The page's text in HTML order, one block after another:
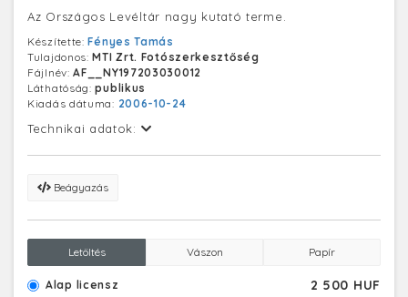
Az Országos Levéltár nagy kutató terme.
Készítette:Fényes Tamás
Tulajdonos:MTI Zrt. Fotószerkesztőség
Fájlnév:AF__NY197203030012
Láthatóság:publikus
Kiadás dátuma: 2006-10-24
Technikai adatok:
Beágyazás
Letöltés Vászon Papír
Alap licensz 2 500 HUF